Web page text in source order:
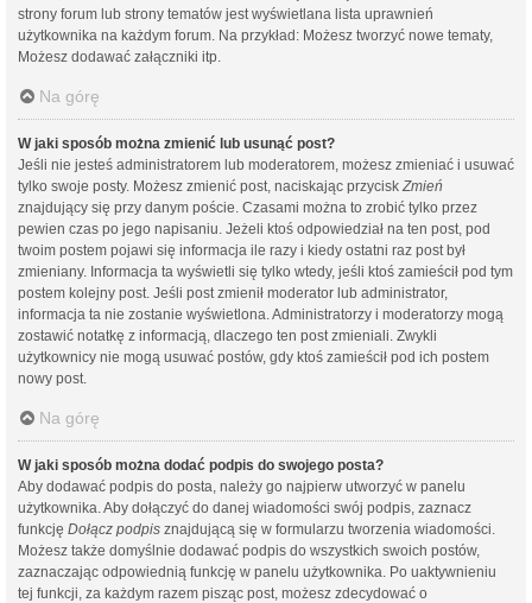
strony forum lub strony tematów jest wyświetlana lista uprawnień
użytkownika na każdym forum. Na przykład: Możesz tworzyć nowe tematy,
Możesz dodawać załączniki itp.
Na górę
W jaki sposób można zmienić lub usunąć post?
Jeśli nie jesteś administratorem lub moderatorem, możesz zmieniać i usuwać
tylko swoje posty. Możesz zmienić post, naciskając przycisk Zmień
znajdujący się przy danym poście. Czasami można to zrobić tylko przez
pewien czas po jego napisaniu. Jeżeli ktoś odpowiedział na ten post, pod
twoim postem pojawi się informacja ile razy i kiedy ostatni raz post był
zmieniany. Informacja ta wyświetli się tylko wtedy, jeśli ktoś zamieścił pod tym
postem kolejny post. Jeśli post zmienił moderator lub administrator,
informacja ta nie zostanie wyświetlona. Administratorzy i moderatorzy mogą
zostawić notatkę z informacją, dlaczego ten post zmieniali. Zwykli
użytkownicy nie mogą usuwać postów, gdy ktoś zamieścił pod ich postem
nowy post.
Na górę
W jaki sposób można dodać podpis do swojego posta?
Aby dodawać podpis do posta, należy go najpierw utworzyć w panelu
użytkownika. Aby dołączyć do danej wiadomości swój podpis, zaznacz
funkcję Dołącz podpis znajdującą się w formularzu tworzenia wiadomości.
Możesz także domyślnie dodawać podpis do wszystkich swoich postów,
zaznaczając odpowiednią funkcję w panelu użytkownika. Po uaktywnieniu
tej funkcji, za każdym razem pisząc post, możesz zdecydować o